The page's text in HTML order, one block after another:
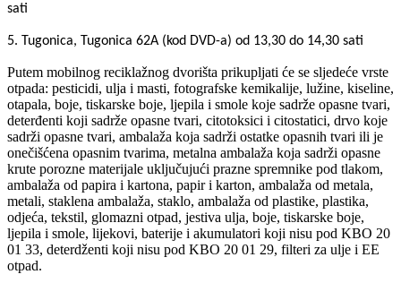
sati
5. Tugonica, Tugonica 62A (kod DVD-a) od 13,30 do 14,30 sati
Putem mobilnog reciklažnog dvorišta prikupljati će se sljedeće vrste
otpada: pesticidi, ulja i masti, fotografske kemikalije, lužine, kiseline,
otapala, boje, tiskarske boje, ljepila i smole koje sadrže opasne tvari,
deterđenti koji sadrže opasne tvari, citotoksici i citostatici, drvo koje
sadrži opasne tvari, ambalaža koja sadrži ostatke opasnih tvari ili je
onečišćena opasnim tvarima, metalna ambalaža koja sadrži opasne
krute porozne materijale uključujući prazne spremnike pod tlakom,
ambalaža od papira i kartona, papir i karton, ambalaža od metala,
metali, staklena ambalaža, staklo, ambalaža od plastike, plastika,
odjeća, tekstil, glomazni otpad, jestiva ulja, boje, tiskarske boje,
ljepila i smole, lijekovi, baterije i akumulatori koji nisu pod KBO 20
01 33, deterdženti koji nisu pod KBO 20 01 29, filteri za ulje i EE
otpad.